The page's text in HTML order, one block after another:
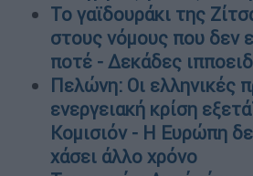
Το γαϊδουράκι της
στους νόμους που δεν
ποτέ - Δεκάδες
Πελώνη: Οι ελληνικές
ενεργειακή κρίση
Κομισιόν - Η Ευρώπη
χάσει άλλο χρόνο